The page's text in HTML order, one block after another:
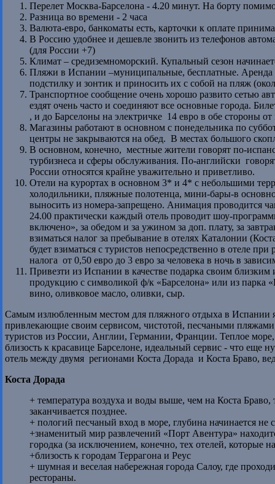
Перелет Москва-Барселона - 4.20 минут. На борту
Разница во времени - 2 часа
Валюта-евро, банкоматы есть, карточки к оплате
В Россию удобнее и дешевле звонить из телефонов
(для России +7)
Климат – средиземноморский. Купальный сезон
Пляжи в Испании –муниципальные, бесплатные. Аренда
подстилку и зонтик и приносить их с собой на пляж
Транспортное сообщение очень хорошо развито сетью
ездят очень часто и соединяют все основные города.
, и до Барселоны на электричке 14 евро в обе стороны
Магазины работают в основном с понедельника по
центры не закрываются на обед. В местах большого
В основном, конечно, местные жители говорят по-
турбизнеса и сферы обслуживания. По-английски
России относятся крайне уважительно и приветливо.
Отели на курортах в основном 3* и 4* с небольшими
холодильники, пляжные полотенца, мини-бары-в
выносить из номера-запрещено. Анимация проводится
24.00 практически каждый отель проводит шоу-
включено», за обедом и за ужином за доп. плату, за
взиматься налог за пребывание в отелях Каталонии
будет взиматься с туристов непосредственно в отеле
налога от 0,50 евро до 3 евро за человека в ночь в
Привезти из Испании в качестве подарка своим
продукцию с символикой ф/к «Барселона» или из парка
вино, оливковое масло, оливки, сыр.
Самым излюбленным местом для пляжного отдыха в Испании
привлекающие своим сервисом, чистотой, песчаными
туристов из России, Англии, Германии, Франции. Теплое
близость к красавице Барселоне, идеальный сервис - что еще
отель между двумя регионами Коста Дорада и Коста Браво,
Коста Дорада
+ температура воздуха и воды выше, чем на Коста
заканчивается позднее.
+ пологий песчаный вход в море, глубина начинается не
+знаменитый мир развлечений «Порт Авентура»
городка (за исключением, конечно, тех отелей, которые
+близость к городам Террагона и Реус
+ шумная и веселая набережная города Салоу, где
рестораны.